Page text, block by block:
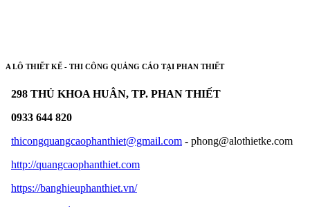
A LÔ THIẾT KẾ - THI CÔNG QUẢNG CÁO TẠI PHAN THIẾT
298 THỦ KHOA HUÂN, TP. PHAN THIẾT
0933 644 820
thicongquangcaophanthiet@gmail.com - phong@alothietke.com
http://quangcaophanthiet.com
https://banghieuphanthiet.vn/